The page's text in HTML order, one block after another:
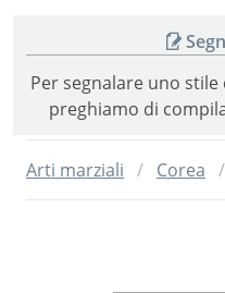
Per segnalare uno
preghiamo di
Arti marziali Corea